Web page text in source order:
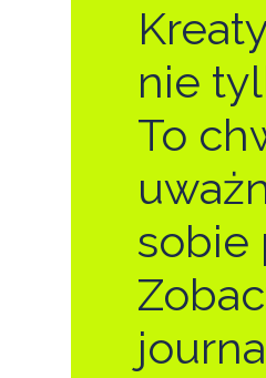
nie
To
sobie